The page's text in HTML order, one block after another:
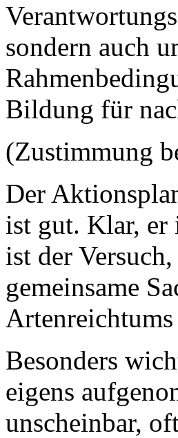
sondern auch
Bildung für
(Zustimmung
Der
ist gut. Klar, er
ist der
gemeinsame
Besonders
eigens
unscheinbar,